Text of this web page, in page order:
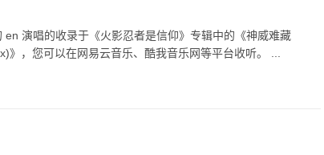
en 演唱的收录于《火影忍者是信仰》专辑中的《神威难藏
，您可以在网易云音乐、酷我音乐网等平台收听。 ...